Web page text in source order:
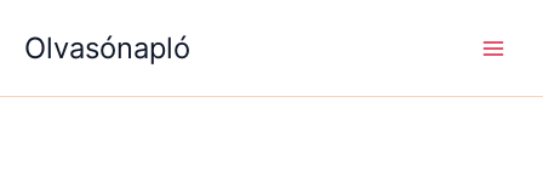
Olvasónapló
e
a
é
g
é
g